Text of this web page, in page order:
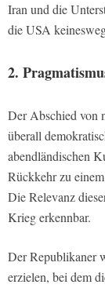
Iran und die
die USA
2.
Der Abschied von
überall
abendländischen
Rückkehr zu
Die Relevanz
Krieg erkennbar.
Der Republikaner
erzielen, bei dem